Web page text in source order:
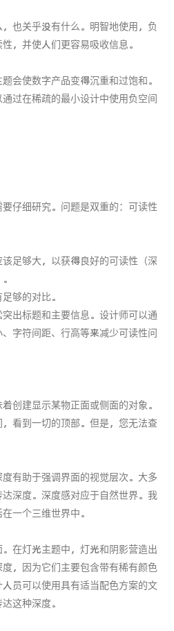
也关乎没有什么。明智地使用，负
，并使人们更容易吸收信息。
会使数字产品变得沉重和过饱和。
过在稀疏的最小设计中使用负空间
仔细研究。问题是双重的：可读性
足够大，以获得良好的可读性（深
够的对比。
出标题和主要信息。设计师可以通
字符间距、行高等来减少可读性问
创建显示某物正面或侧面的对象。
看到一切的顶部。但是，您无法查
有助于强调界面的视觉层次。大多
深度。深度感对应于自然世界。我
一个三维世界中。
在灯光主题中，灯光和阴影营造出
，因为它们主要包含带有稀有颜色
员可以使用具有适当配色方案的文
这种深度。